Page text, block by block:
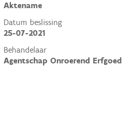
Aktename
Datum beslissing
25-07-2021
Behandelaar
Agentschap Onroerend Erfgoed